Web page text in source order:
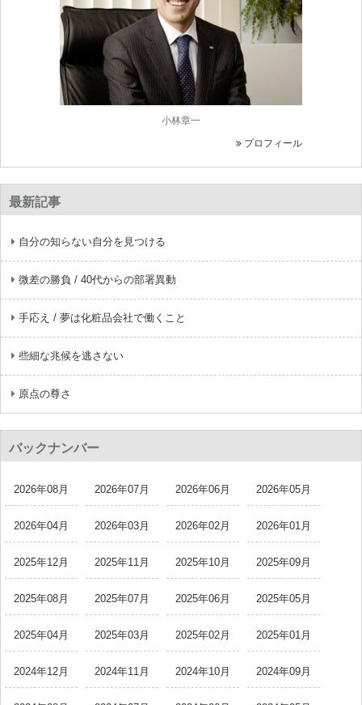
小林章一
プロフィール
最新記事
自分の知らない自分を見つける
微差の勝負 / 40代からの部署異動
手応え / 夢は化粧品会社で働くこと
些細な兆候を逃さない
原点の尊さ
バックナンバー
2026年08月 2026年07月 2026年06月 2026年05月
2026年04月 2026年03月 2026年02月 2026年01月
2025年12月 2025年11月 2025年10月 2025年09月
2025年08月 2025年07月 2025年06月 2025年05月
2025年04月 2025年03月 2025年02月 2025年01月
2024年12月 2024年11月 2024年10月 2024年09月